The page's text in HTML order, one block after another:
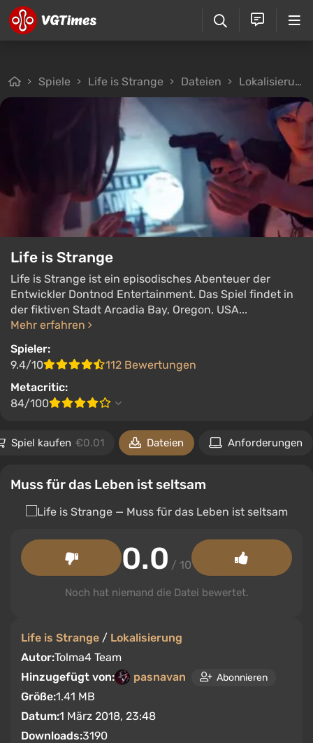
Spiele Life is Strange Dateien Lokalisierung
Life is Strange
Life is Strange ist ein episodisches Abenteuer der
Entwickler Dontnod Entertainment. Das Spiel findet in
der fiktiven Stadt Arcadia Bay, Oregon, USA...
Mehr erfahren
Spieler:
9.4/10
112 Bewertungen
Metacritic:
84/100
Spiel kaufen €0.01 Dateien Anforderungen
Muss für das Leben ist seltsam
Life is Strange / Lokalisierung
Autor:Tolma4 Team
Hinzugefügt von:
pasnavan Abonnieren
Größe:1.41 MB
Datum:1 März 2018, 23:48
Downloads:3190
0.0 / 10
Noch hat niemand die Datei bewertet.